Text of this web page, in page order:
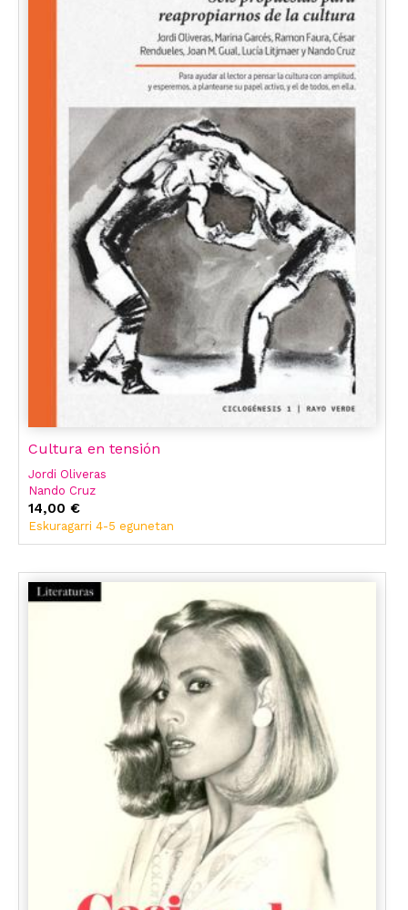
Cultura en tensión
Jordi Oliveras
Nando Cruz
Lucía Lijtmaer
César Rendueles
Joan Gual
14,00 €
Eskuragarri 4-5 egunetan